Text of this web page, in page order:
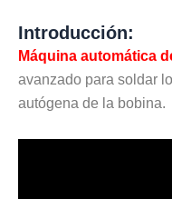
Introducción:
Máquina automática
avanzado para soldar
autógena de la bobina.